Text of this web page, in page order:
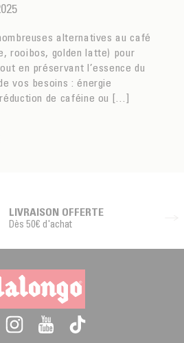
alternatives au café
rooibos, golden latte) pour
en préservant l’essence du
vos besoins : énergie
de caféine ou […]
LIVRAISON OFFERTE
Dès 50€ d'achat